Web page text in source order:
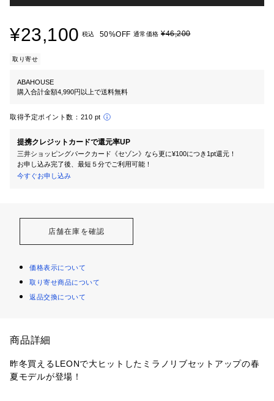
¥23,100 税込 50%OFF 通常価格 ¥46,200
取り寄せ
ABAHOUSE
購入合計金額4,990円以上で送料無料
取得予定ポイント数： 210 pt
提携クレジットカードで還元率UP
三井ショッピングパークカード《セゾン》なら更に¥100につき1pt還元！
お申し込み完了後、最短５分でご利用可能！
今すぐお申し込み
店舗在庫を確認
価格表示について
取り寄せ商品について
返品交換について
商品詳細
昨冬買えるLEONで大ヒットしたミラノリブセットアップの春
夏モデルが登場！